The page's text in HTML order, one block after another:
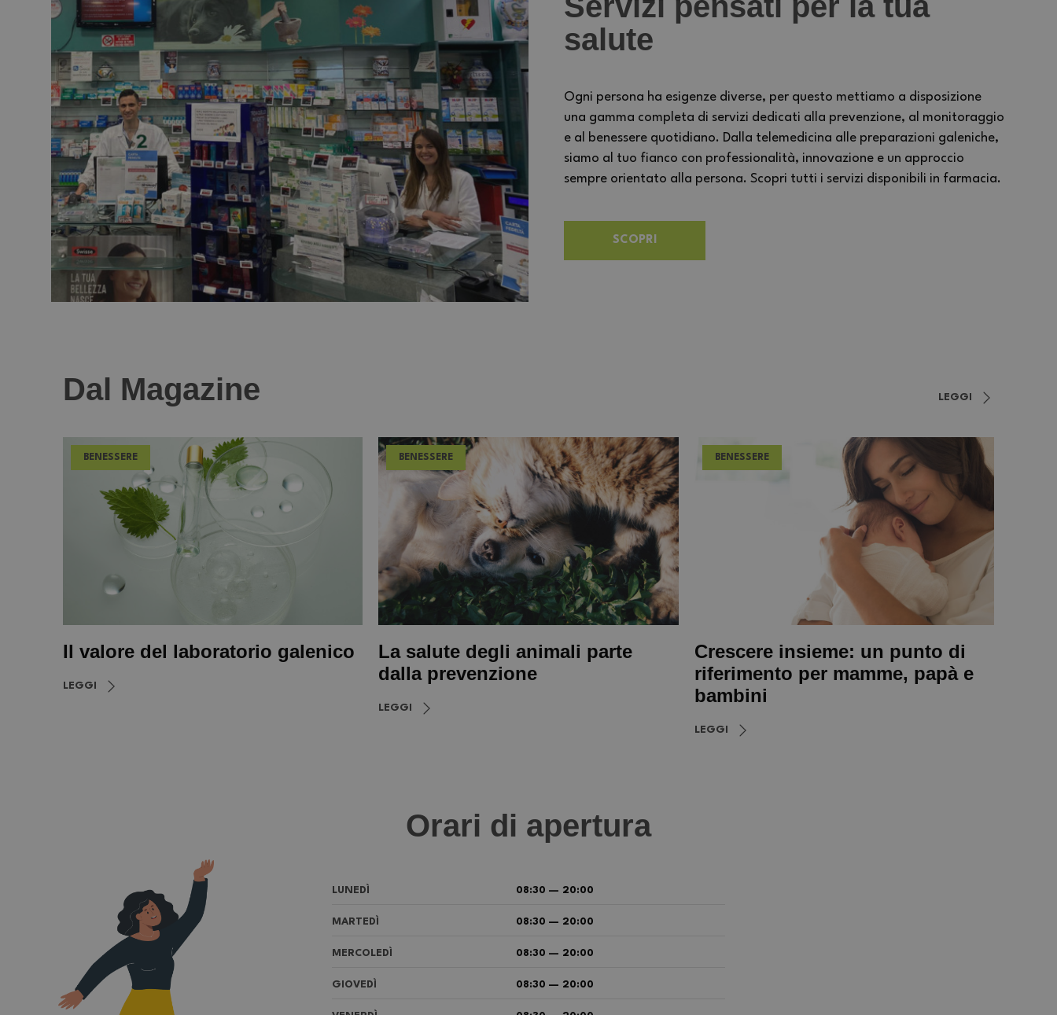
salute
Ogni persona ha esigenze diverse, per questo mettiamo a disposizione
una gamma completa di servizi dedicati alla prevenzione, al monitoraggio
e al benessere quotidiano. Dalla telemedicina alle preparazioni galeniche,
siamo al tuo fianco con professionalità, innovazione e un approccio
sempre orientato alla persona. Scopri tutti i servizi disponibili in farmacia.
SCOPRI
Dal Magazine LEGGI
BENESSERE
Il valore del laboratorio galenico
LEGGI
BENESSERE
La salute degli animali parte
dalla prevenzione
LEGGI
BENESSERE
Crescere insieme: un punto di
riferimento per mamme, papà e
bambini
LEGGI
Orari di apertura
LUNEDÌ 08:30 — 20:00
MARTEDÌ 08:30 — 20:00
MERCOLEDÌ 08:30 — 20:00
GIOVEDÌ 08:30 — 20:00